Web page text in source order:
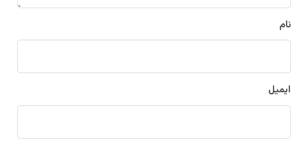
نام
ایمیل